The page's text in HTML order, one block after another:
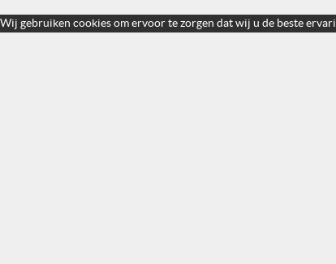
Wij gebruiken cookies om ervoor te zorgen dat wij u de beste